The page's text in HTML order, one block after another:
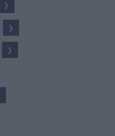
❯
❯
❯